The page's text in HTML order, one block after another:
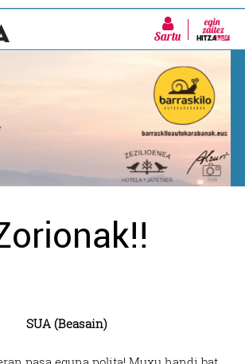
Sartu
SUA (Beasain)